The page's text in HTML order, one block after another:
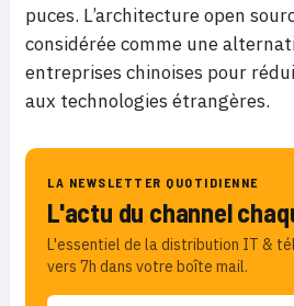
puces. L’architecture open
considérée comme une
entreprises chinoises pour
aux technologies étrangères.
LA NEWSLETTER QUOTIDIENNE
L'actu du channel
L'essentiel de la distribution IT &
vers 7h dans votre boîte mail.